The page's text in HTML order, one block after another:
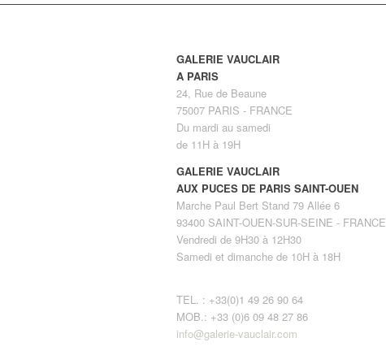
GALERIE VAUCLAIR
A PARIS
24, Rue de Beaune
75007 PARIS - FRANCE
Du mardi au samedi
de 11H à 19H
GALERIE VAUCLAIR
AUX PUCES DE PARIS SAINT-OUEN
Marche Paul Bert Stand 79 Allée 6
93400 SAINT-OUEN-SUR-SEINE - FRANCE
Vendredi de 9H30 à 12H30
Samedi et dimanche de 10H à 18H
TEL. : +33(0)1 49 26 90 64
MOB.: +33 (0)6 09 48 27 86
info@galerie-vauclair.com